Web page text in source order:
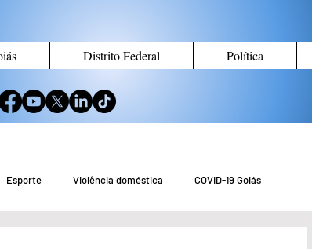
Distrito Federal Política
Esporte Violência doméstica COVID-19 Goiás